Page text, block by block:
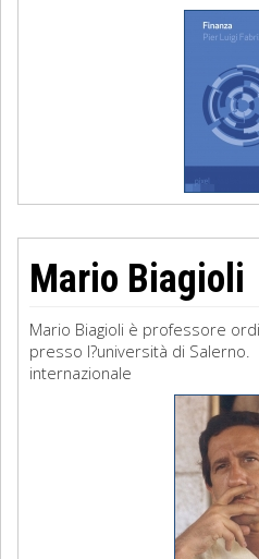
Mario Biagioli
Mario Biagioli è professore
presso l?università di Salerno.
internazionale